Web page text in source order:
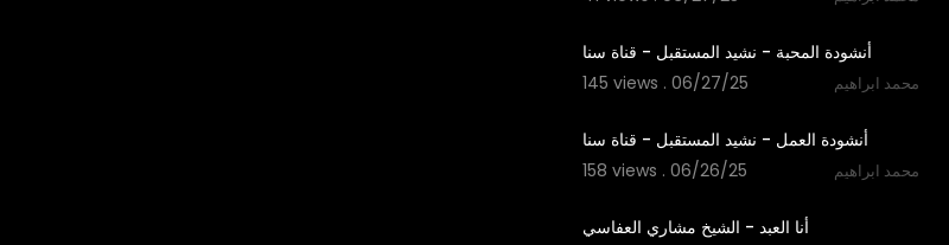
أنشودة المحبة - نشيد المستقبل - قناة سنا
145 views . 06/27/25
محمد ابراهيم
أنشودة العمل - نشيد المستقبل - قناة سنا
158 views . 06/26/25
محمد ابراهيم
أنا العبد - الشيخ مشاري العفاسي